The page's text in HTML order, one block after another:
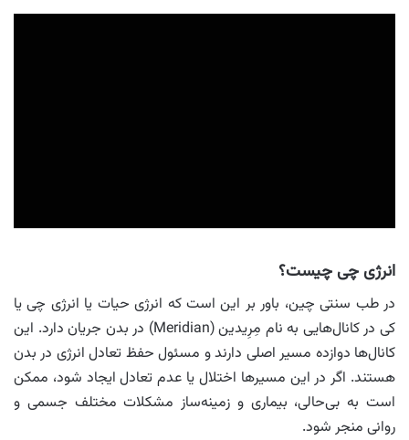
انرژی چی چیست؟
در طب سنتی چین، باور بر این است که انرژی حیات یا انرژی چی یا
کی در کانال‌هایی به نام مِرِیدین (Meridian) در بدن جریان دارد. این
کانال‌ها دوازده مسیر اصلی دارند و مسئول حفظ تعادل انرژی در بدن
هستند. اگر در این مسیرها اختلال یا عدم تعادل ایجاد شود، ممکن
است به بی‌حالی، بیماری و زمینه‌ساز مشکلات مختلف جسمی و
روانی منجر شود.